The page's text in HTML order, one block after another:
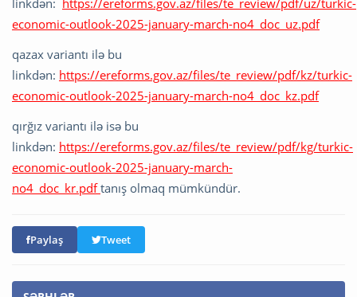
linkdən: https://ereforms.gov.az/files/te_review/pdf/uz/turkic-
economic-outlook-2025-january-march-no4_doc_uz.pdf
qazax variantı ilə bu
linkdən: https://ereforms.gov.az/files/te_review/pdf/kz/turkic-
economic-outlook-2025-january-march-no4_doc_kz.pdf
qırğız variantı ilə isə bu
linkdən: https://ereforms.gov.az/files/te_review/pdf/kg/turkic-
economic-outlook-2025-january-march-
no4_doc_kr.pdftanış olmaq mümkündür.
Paylaş Tweet